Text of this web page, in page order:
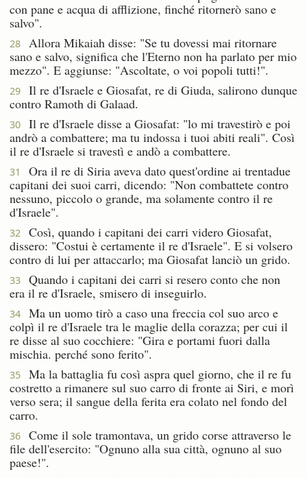
con pane e acqua di afflizione, finché ritornerò sano e
salvo".
28
Allora Mikaiah disse: "Se tu dovessi mai ritornare
sano e salvo, significa che l'Eterno non ha parlato per mio
mezzo". E aggiunse: "Ascoltate, o voi popoli tutti!".
29
Il re d'Israele e Giosafat, re di Giuda, salirono dunque
contro Ramoth di Galaad.
30
Il re d'Israele disse a Giosafat: "lo mi travestirò e poi
andrò a combattere; ma tu indossa i tuoi abiti reali". Così
il re d'Israele si travestì e andò a combattere.
31
Ora il re di Siria aveva dato quest'ordine ai trentadue
capitani dei suoi carri, dicendo: "Non combattete contro
nessuno, piccolo o grande, ma solamente contro il re
d'Israele".
32
Così, quando i capitani dei carri videro Giosafat,
dissero: "Costui è certamente il re d'Israele". E si volsero
contro di lui per attaccarlo; ma Giosafat lanciò un grido.
33
Quando i capitani dei carri si resero conto che non
era il re d'Israele, smisero di inseguirlo.
34
Ma un uomo tirò a caso una freccia col suo arco e
colpì il re d'Israele tra le maglie della corazza; per cui il
re disse al suo cocchiere: "Gira e portami fuori dalla
mischia. perché sono ferito".
35
Ma la battaglia fu così aspra quel giorno, che il re fu
costretto a rimanere sul suo carro di fronte ai Siri, e morì
verso sera; il sangue della ferita era colato nel fondo del
carro.
36
Come il sole tramontava, un grido corse attraverso le
file dell'esercito: "Ognuno alla sua città, ognuno al suo
paese!".